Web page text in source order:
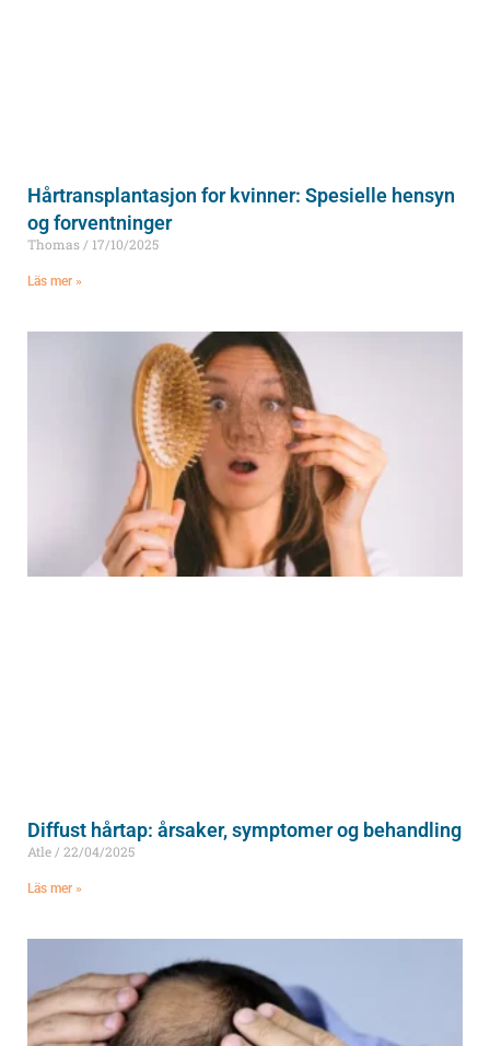
Hårtransplantasjon for kvinner: Spesielle hensyn
og forventninger
Thomas 17/10/2025
Läs mer »
Diffust hårtap: årsaker, symptomer og behandling
Atle 22/04/2025
Läs mer »